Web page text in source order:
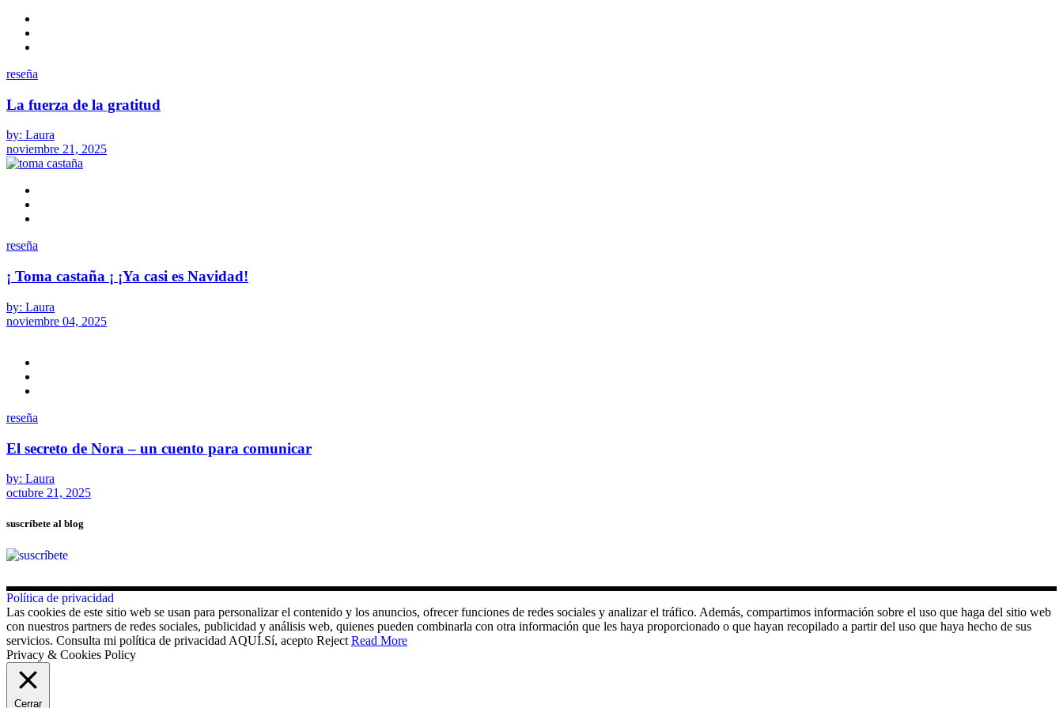
reseña
La fuerza de la gratitud
by: Laura
noviembre 21, 2025
reseña
¡ Toma castaña ¡ ¡Ya casi es Navidad!
by: Laura
noviembre 04, 2025
reseña
El secreto de Nora – un cuento para comunicar
by: Laura
octubre 21, 2025
suscríbete al blog
Política de privacidad
Las cookies de este sitio web se usan para personalizar el contenido y los anuncios, ofrecer funciones de redes sociales y analizar el tráfico. Además, compartimos información sobre el uso que haga del sitio web
con nuestros partners de redes sociales, publicidad y análisis web, quienes pueden combinarla con otra información que les haya proporcionado o que hayan recopilado a partir del uso que haya hecho de sus
servicios. Consulta mi política de privacidad AQUÍ.Sí, acepto Reject Read More
Privacy & Cookies Policy
Cerrar